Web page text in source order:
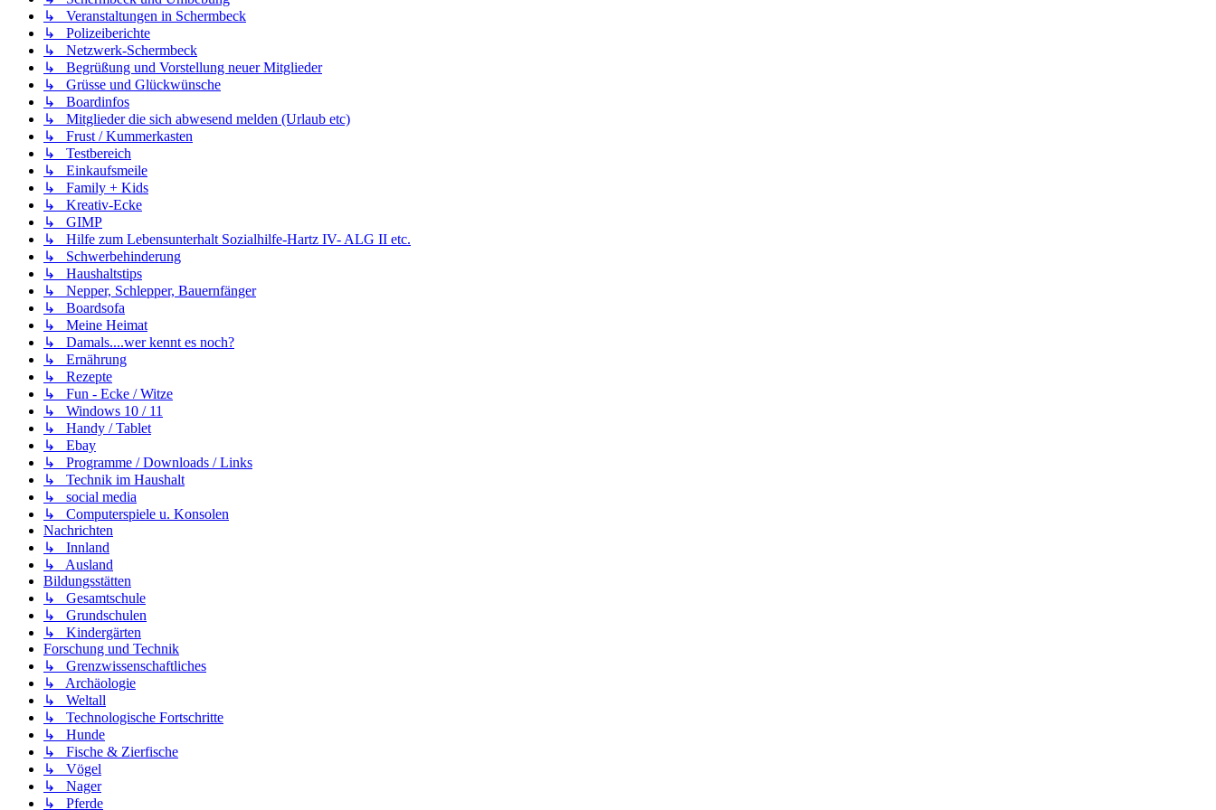
↳ Veranstaltungen in Schermbeck
↳ Polizeiberichte
↳ Netzwerk-Schermbeck
↳ Begrüßung und Vorstellung neuer Mitglieder
↳ Grüsse und Glückwünsche
↳ Boardinfos
↳ Mitglieder die sich abwesend melden (Urlaub etc)
↳ Frust / Kummerkasten
↳ Testbereich
↳ Einkaufsmeile
↳ Family + Kids
↳ Kreativ-Ecke
↳ GIMP
↳ Hilfe zum Lebensunterhalt Sozialhilfe-Hartz IV- ALG II etc.
↳ Schwerbehinderung
↳ Haushaltstips
↳ Nepper, Schlepper, Bauernfänger
↳ Boardsofa
↳ Meine Heimat
↳ Damals....wer kennt es noch?
↳ Ernährung
↳ Rezepte
↳ Fun - Ecke / Witze
↳ Windows 10 / 11
↳ Handy / Tablet
↳ Ebay
↳ Programme / Downloads / Links
↳ Technik im Haushalt
↳ social media
↳ Computerspiele u. Konsolen
Nachrichten
↳ Innland
↳ Ausland
Bildungsstätten
↳ Gesamtschule
↳ Grundschulen
↳ Kindergärten
Forschung und Technik
↳ Grenzwissenschaftliches
↳ Archäologie
↳ Weltall
↳ Technologische Fortschritte
↳ Hunde
↳ Fische & Zierfische
↳ Vögel
↳ Nager
↳ Pferde